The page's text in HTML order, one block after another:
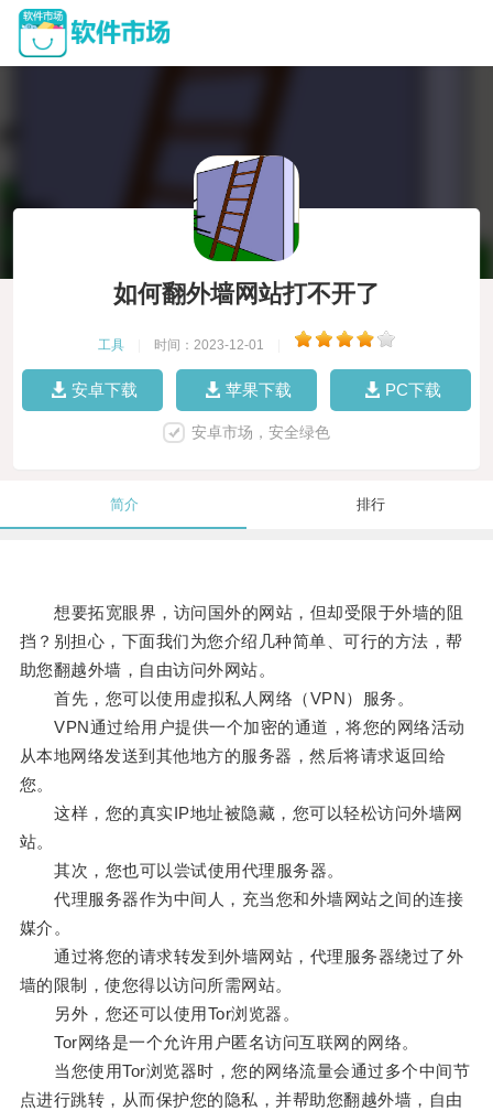
如何翻外墙网站打不开了
工具 时间：2023-12-01
安卓下载 苹果下载 PC下载
安卓市场，安全绿色
简介 排行
想要拓宽眼界，访问国外的网站，但却受限于外墙的阻
挡？别担心，下面我们为您介绍几种简单、可行的方法，帮
助您翻越外墙，自由访问外网站。
首先，您可以使用虚拟私人网络（VPN）服务。
VPN通过给用户提供一个加密的通道，将您的网络活动
从本地网络发送到其他地方的服务器，然后将请求返回给
您。
这样，您的真实IP地址被隐藏，您可以轻松访问外墙网
站。
其次，您也可以尝试使用代理服务器。
代理服务器作为中间人，充当您和外墙网站之间的连接
媒介。
通过将您的请求转发到外墙网站，代理服务器绕过了外
墙的限制，使您得以访问所需网站。
另外，您还可以使用Tor浏览器。
Tor网络是一个允许用户匿名访问互联网的网络。
当您使用Tor浏览器时，您的网络流量会通过多个中间节
点进行跳转，从而保护您的隐私，并帮助您翻越外墙，自由